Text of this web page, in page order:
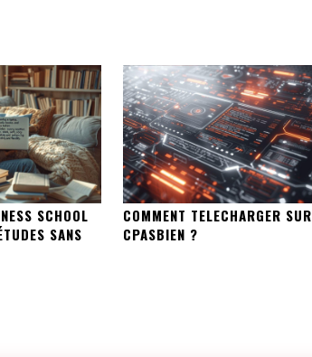
SCHOOL
SANS
COMMENT TELECHARGER SUR
CPASBIEN ?